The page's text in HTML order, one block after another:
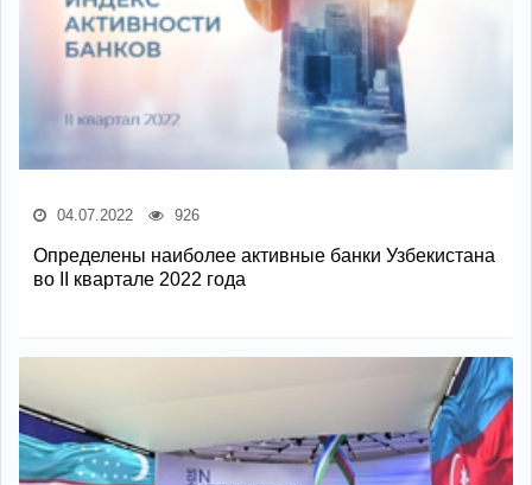
04.07.2022 926
Определены наиболее активные банки Узбекистана
во II квартале 2022 года